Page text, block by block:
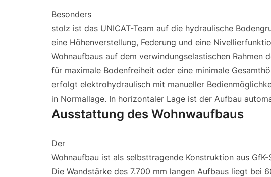
Besonders
stolz ist das UNICAT-Team auf die hydraulische
eine Höhenverstellung, Federung und eine
Wohnaufbaus auf dem verwindungselastischen Rahmen
für maximale Bodenfreiheit oder eine minimale
erfolgt elektrohydraulisch mit manueller
in Normallage. In horizontaler Lage ist der Aufbau
Ausstattung des Wohnwaufbaus
Der
Wohnaufbau ist als selbsttragende Konstruktion aus
Die Wandstärke des 7.700 mm langen Aufbaus liegt bei